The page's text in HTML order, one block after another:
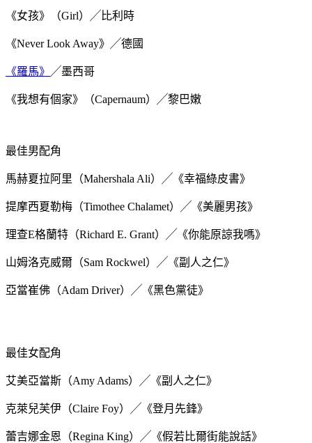
《女孩》（Girl）╱比利時
《Never Look Away》╱德國
《羅馬》 ╱墨西哥
《我想有個家》（Capernaum）╱黎巴嫩
最佳男配角
馬赫夏拉阿里（Mahershala Ali）╱《幸福綠皮書》
提摩西夏勒梅（Timothee Chalamet）╱《美麗男孩》
理查E格蘭特（Richard E. Grant）╱《你能原諒我嗎》
山姆洛克威爾（Sam Rockwel）╱《副人之仁》
亞當崔佛（Adam Driver）╱《黑色黨徒》
最佳女配角
艾美亞當斯（Amy Adams）╱《副人之仁》
克萊兒芙伊（Claire Foy）╱《登月先鋒》
蕾吉娜金恩（Regina King）╱《假若比爾街能說話》